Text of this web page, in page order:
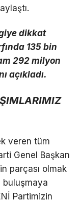
dikkat
135 bin
292 milyon
açıkladı.
veren tüm
Genel Başkan
parçası olmak
buluşmaya
Partimizin